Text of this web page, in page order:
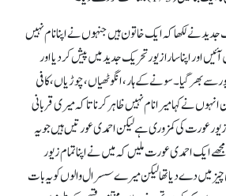
لکھا کہ ایک خاتون ہیں جنہوں نے اپنا نام نہیں
اور اپنا سارا زیور تحریک جدید میں پیش کر دیا اور
سے بھر گیا۔ سونے کے ہار، انگوٹھیاں، چوڑیاں، کافی
نے کہا میرا نام نہیں ظاہر کرنا تا کہ میری قربانی
عورت کی کمزوری ہے لیکن احمدی عورتیں ہیں جو یہ
ایک احمدی عورت ملیں کہ میں نے اپنا تمام زیور
میں دے دیا تھا لیکن میرے سسرال والوں کو یہ بات